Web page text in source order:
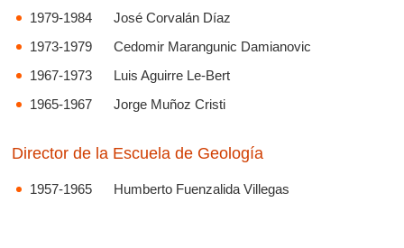
1979-1984 José Corvalán Díaz
1973-1979 Cedomir Marangunic Damianovic
1967-1973 Luis Aguirre Le-Bert
1965-1967 Jorge Muñoz Cristi
Director de la Escuela de Geología
1957-1965 Humberto Fuenzalida Villegas